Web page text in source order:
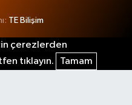
TE Bilişim
çerezlerden
tıklayın.
Tamam